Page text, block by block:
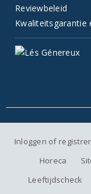
Reviewbeleid
Kwaliteitsgarantie
Inloggen of
Horeca
Leeftijdscheck